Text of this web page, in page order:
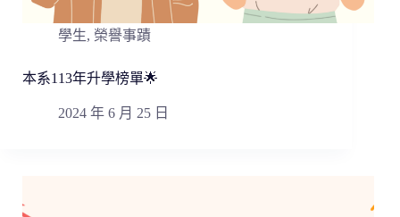
學生, 榮譽事蹟
本系113年升學榜單🌟
2024 年 6 月 25 日